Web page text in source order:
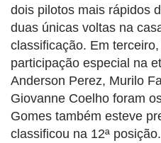
dois pilotos mais rápidos
duas únicas voltas na
classificação. Em
participação especial na
Anderson Perez, Murilo
Giovanne Coelho foram
Gomes também esteve
classificou na 12ª